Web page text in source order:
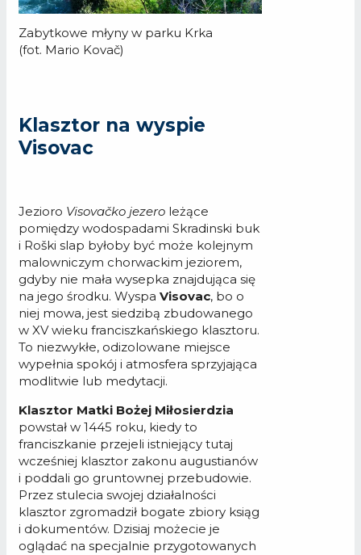
Zabytkowe młyny w parku Krka
(fot. Mario Kovač)
Klasztor na wyspie
Visovac
Jezioro Visovačko jezero leżące
pomiędzy wodospadami Skradinski buk
i Roški slap byłoby być może kolejnym
malowniczym chorwackim jeziorem,
gdyby nie mała wysepka znajdująca się
na jego środku. Wyspa Visovac, bo o
niej mowa, jest siedzibą zbudowanego
w XV wieku franciszkańskiego klasztoru.
To niezwykłe, odizolowane miejsce
wypełnia spokój i atmosfera sprzyjająca
modlitwie lub medytacji.
Klasztor Matki Bożej Miłosierdzia
powstał w 1445 roku, kiedy to
franciszkanie przejeli istniejący tutaj
wcześniej klasztor zakonu augustianów
i poddali go gruntownej przebudowie.
Przez stulecia swojej działalności
klasztor zgromadził bogate zbiory ksiąg
i dokumentów. Dzisiaj możecie je
oglądać na specjalnie przygotowanych